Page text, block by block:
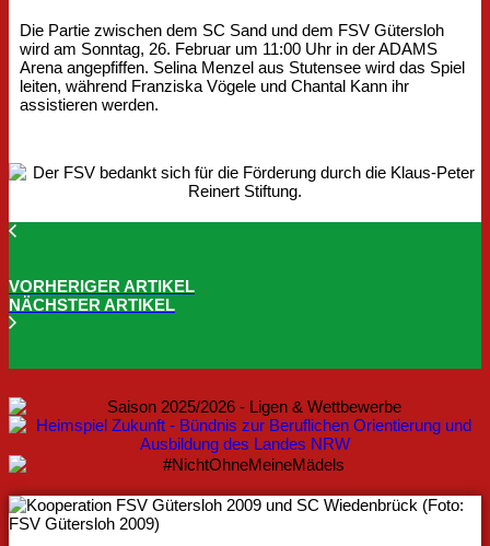
Die Partie zwischen dem SC Sand und dem FSV Gütersloh
wird am Sonntag, 26. Februar um 11:00 Uhr in der ADAMS
Arena angepfiffen. Selina Menzel aus Stutensee wird das Spiel
leiten, während Franziska Vögele und Chantal Kann ihr
assistieren werden.
VORHERIGER ARTIKEL
NÄCHSTER ARTIKEL